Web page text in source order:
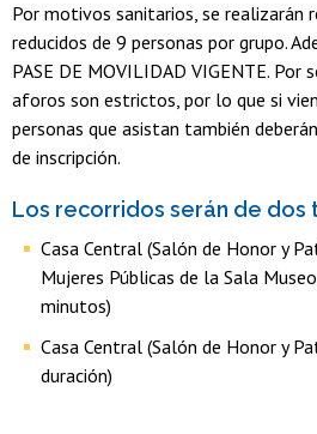
Por motivos sanitarios, se realizarán
reducidos de 9 personas por grupo.
PASE DE MOVILIDAD VIGENTE. Por
aforos son estrictos, por lo que si
personas que asistan también
de inscripción.
Los recorridos serán de dos
Casa Central (Salón de Honor y
Mujeres Públicas de la Sala
minutos)
Casa Central (Salón de Honor y
duración)